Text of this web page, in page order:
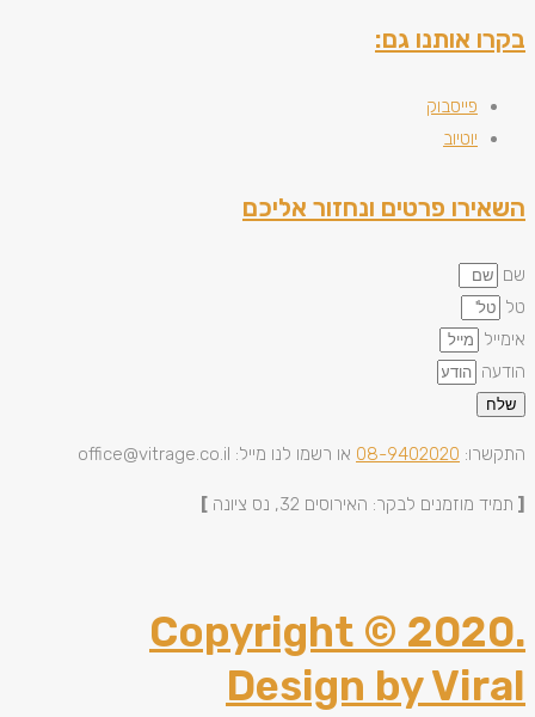
בקרו אותנו גם:
פייסבוק
יוטיוב
השאירו פרטים ונחזור אליכם
שם
טל
אימייל
הודעה
שלח
התקשרו: 08-9402020 או רשמו לנו מייל: office@vitrage.co.il
[ תמיד מוזמנים לבקר: האירוסים 32, נס ציונה ]
Copyright © 2020.
Design by Viral